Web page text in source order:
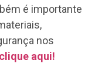
é importante
nos
clique aqui!